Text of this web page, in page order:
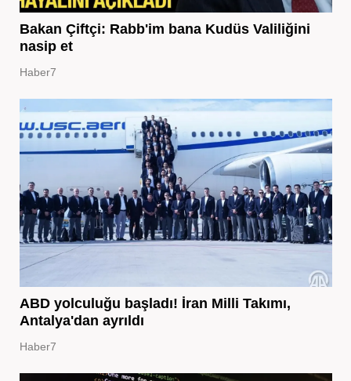
Bakan Çiftçi: Rabb'im bana Kudüs Valiliğini
nasip et
Haber7
ABD yolculuğu başladı! İran Milli Takımı,
Antalya'dan ayrıldı
Haber7